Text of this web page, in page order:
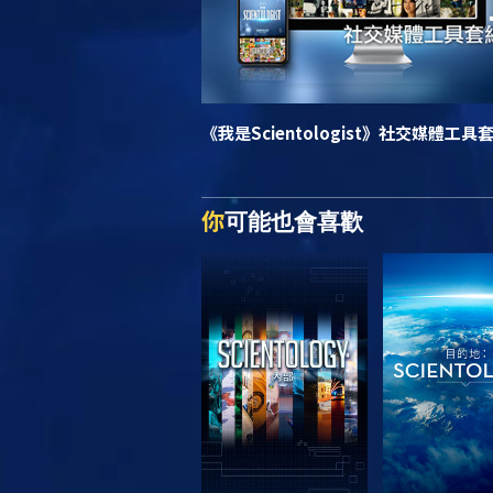
《我是Scientologist》 社交媒體工具
你可能也會喜歡